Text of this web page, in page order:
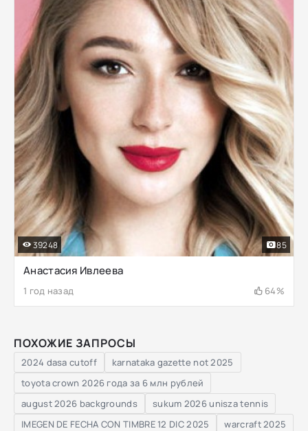
Анастасия Ивлеева
1 год назад 64%
39248 85
ПОХОЖИЕ ЗАПРОСЫ
2024 dasa cutoff
karnataka gazette not 2025
toyota crown 2026 года за 6 млн рублей
august 2026 backgrounds
sukum 2026 unisza tennis
IMEGEN DE FECHA CON TIMBRE 12 DIC 2025
warcraft 2025